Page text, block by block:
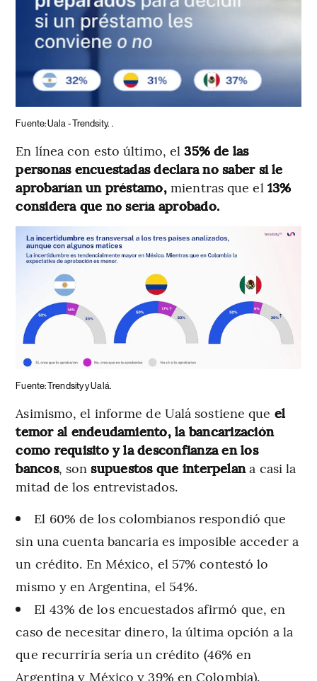
Fuente: Uala - Trendsity. .
En línea con esto último, el35% de las
personas encuestadas declara no saber si le
aprobarían un préstamo,mientras que el 13%
considera que no sería aprobado.
Fuente: Trendsity y Ualá.
Asimismo, el informe de Ualá sostiene que el
temor al endeudamiento, la bancarización
como requisito y la desconfianza en los
bancos, sonsupuestos que interpelana casi la
mitad de los entrevistados.
El 60% de los colombianos respondió que
sin una cuenta bancaria es imposible acceder a
un crédito. En México, el 57% contestó lo
mismo y en Argentina, el 54%.
El 43% de los encuestados afirmó que, en
caso de necesitar dinero, la última opción a la
que recurriría sería un crédito (46% en
Argentina y México y 39% en Colombia).